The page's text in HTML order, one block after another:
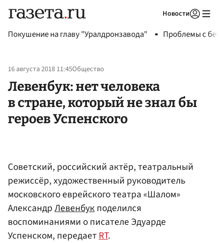
Новости
Покушение на главу "Уралдронзавода" Проблемы с
16 августа 2018 11:45Общество
Левенбук: нет человека
в стране, который не знал бы
героев Успенского
Советский, российский актёр, театральный
режиссёр, художественный руководитель
московского еврейского театра «Шалом»
АлександрЛевенбукподелился
воспоминаниями о писателе Эдуарде
Успенском, передаетRT.